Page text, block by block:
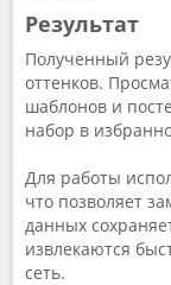
Результат
Полученный
оттенков.
шаблонов и
набор в
Для работы
что позволяет
данных
извлекаются
сеть.